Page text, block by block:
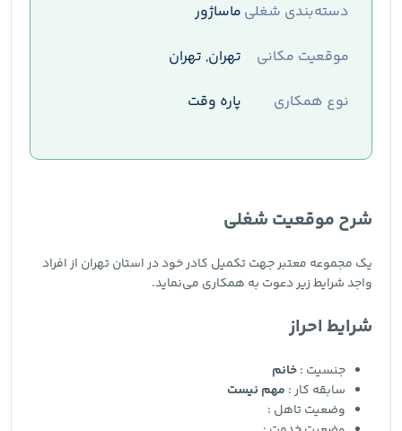
دسته‌بندی شغلی ماساژور
موقعیت مکانی
تهران, تهران
نوع همکاری
پاره وقت
شرح موقعیت شغلی
یک مجموعه معتبر جهت تکمیل کادر خود در استان تهران از افراد
واجد شرایط زیر دعوت به همکاری می‌نماید.
شرایط احراز
جنسیت :خانم
سابقه کار : مهم نیست
وضعیت تاهل :